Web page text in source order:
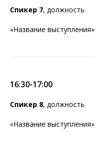
Спикер 7, должность
«Название выступления»
16:30-17:00
Спикер 8, должность
«Название выступления»